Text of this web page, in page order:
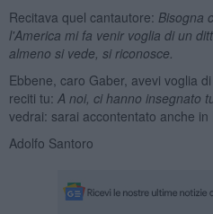
Recitava quel cantautore: Bisogna
l'America mi fa venir voglia di un
almeno si vede, si riconosce.
Ebbene, caro Gaber, avevi voglia
reciti tu: A noi, ci hanno insegnato
vedrai: sarai accontentato anche in
Adolfo Santoro